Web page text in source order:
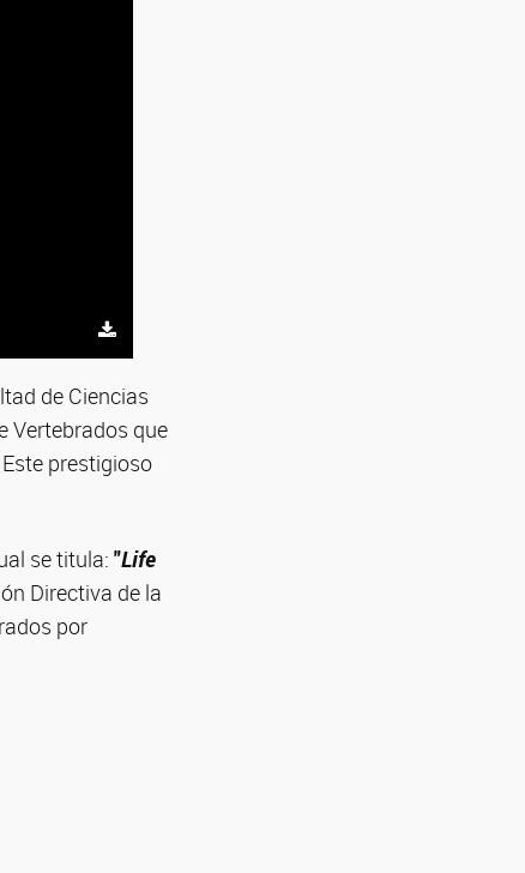
de Ciencias
Vertebrados que
prestigioso
se titula: "Life
Directiva de la
por